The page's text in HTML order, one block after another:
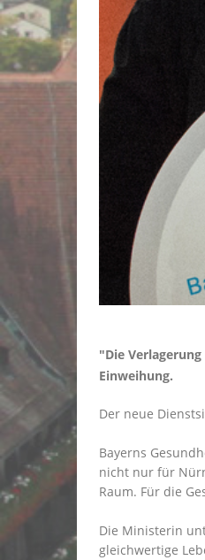
"Die
Einweihung.
Der neue
Bayerns
nicht nur für
Raum. Für die
Die Ministerin
gleichwertige